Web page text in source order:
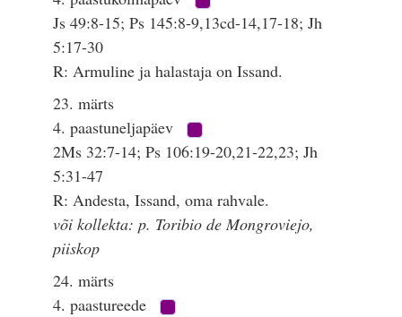
Js 49:8-15; Ps 145:8-9,13cd-14,17-18; Jh
5:17-30
R: Armuline ja halastaja on Issand.
23. märts
4. paastuneljapäev
2Ms 32:7-14; Ps 106:19-20,21-22,23; Jh
5:31-47
R: Andesta, Issand, oma rahvale.
või kollekta: p. Toribio de Mongroviejo,
piiskop
24. märts
4. paastureede